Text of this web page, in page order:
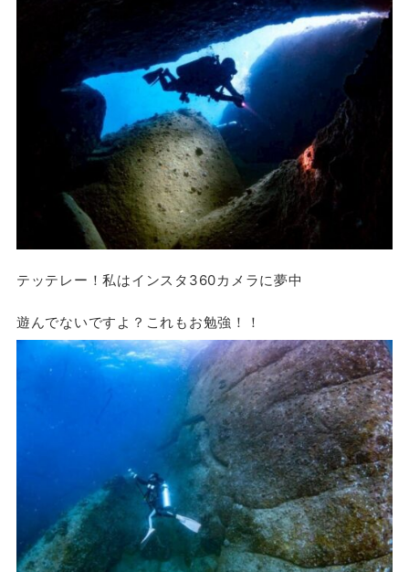
テッテレー！私はインスタ360カメラに夢中
遊んでないですよ？これもお勉強！！